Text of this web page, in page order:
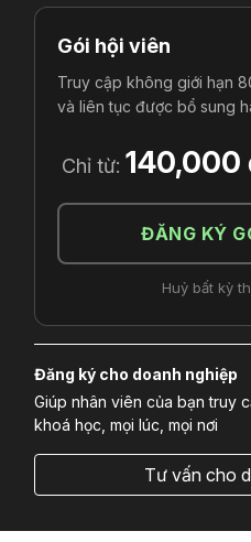
Gói hội viên
Truy cập không giới hạn
và liên tục được bổ sung
Chỉ từ: 140,000
ĐĂNG KÝ
Huỷ bất kỳ
Đăng ký cho doanh nghiệp
Giúp nhân viên của bạn truy
khoá học, mọi lúc, mọi nơi
Tư vấn cho